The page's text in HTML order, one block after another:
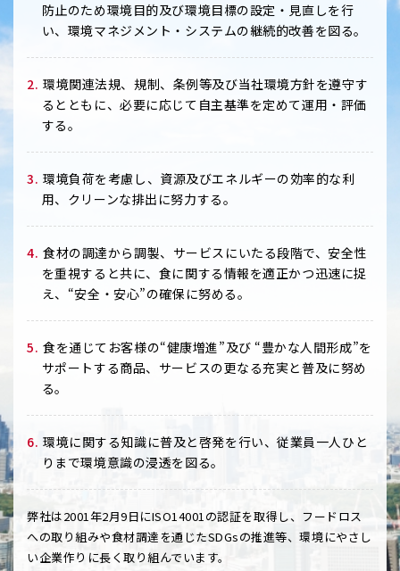
防止のため環境目的及び環境目標の設定・見直しを行
い、 環境マネジメント・システムの継続的改善を図る。
2. 環境関連法規、規制、条例等及び当社環境方針を遵守す
るとともに、必要に応じて自主基準を定めて運用・評価
する。
3. 環境負荷を考慮し、資源及びエネルギーの効率的な利
用、クリーンな排出に努力する。
4. 食材の調達から調製、サービスにいたる段階で、安全性
を重視すると共に、食に関する情報を適正かつ迅速に捉
え、 “安全・安心”の確保に努める。
5. 食を通じてお客様の“健康増進”及び “豊かな人間形成”を
サポートする商品、サービスの更なる充実と普及に努め
る。
6. 環境に関する知識に普及と啓発を行い、従業員一人ひと
りまで環境意識の浸透を図る。
弊社は2001年2月9日にISO14001の認証を取得し、フードロス
への取り組みや食材調達を通じたSDGsの推進等、環境にやさし
い企業作りに長く取り組んでいます。